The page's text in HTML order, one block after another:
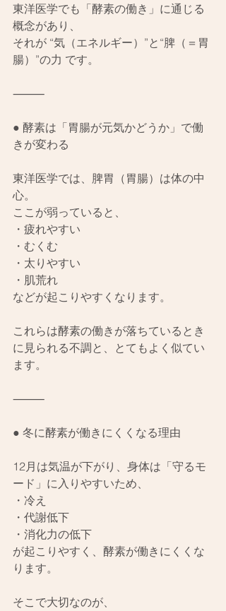
東洋医学でも「酵素の働き」に通じる
概念があり、
それが “気（エネルギー）”と“脾（＝胃
腸）”の力 です。
⸻
● 酵素は「胃腸が元気かどうか」で働
きが変わる
東洋医学では、脾胃（胃腸）は体の中
心。
ここが弱っていると、
・疲れやすい
・むくむ
・太りやすい
・肌荒れ
などが起こりやすくなります。
これらは酵素の働きが落ちているとき
に見られる不調と、とてもよく似てい
ます。
⸻
● 冬に酵素が働きにくくなる理由
12月は気温が下がり、身体は「守るモ
ード」に入りやすいため、
・冷え
・代謝低下
・消化力の低下
が起こりやすく、酵素が働きにくくな
ります。
そこで大切なのが、